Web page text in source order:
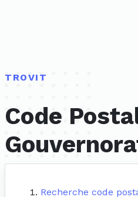
TROVIT
Code
Recherche code